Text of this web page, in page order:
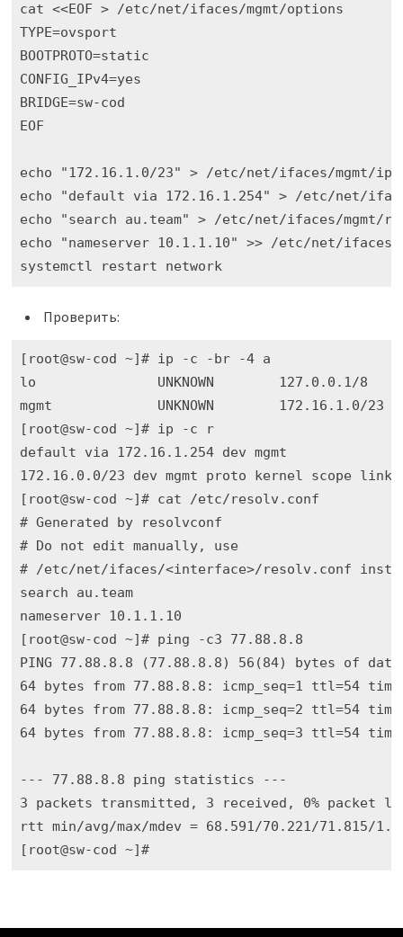
cat <<EOF > /etc/net/ifaces/mgmt/options
TYPE=ovsport
BOOTPROTO=static
CONFIG_IPv4=yes
BRIDGE=sw-cod
EOF
echo "172.16.1.0/23" > /etc/net/ifaces/mgmt/
echo "default via 172.16.1.254" > /etc/net/
echo "search au.team" > /etc/net/ifaces/mgmt/
echo "nameserver 10.1.1.10" >> /etc/net/ifaces/
systemctl restart network
Проверить:
[root@sw-cod ~]# ip -c -br -4 a
lo               UNKNOWN        127.0.0.1/8
mgmt             UNKNOWN        172.16.1.0/23
[root@sw-cod ~]# ip -c r
default via 172.16.1.254 dev mgmt
172.16.0.0/23 dev mgmt proto kernel scope
[root@sw-cod ~]# cat /etc/resolv.conf
# Generated by resolvconf
# Do not edit manually, use
# /etc/net/ifaces/<interface>/resolv.conf
search au.team
nameserver 10.1.1.10
[root@sw-cod ~]# ping -c3 77.88.8.8
PING 77.88.8.8 (77.88.8.8) 56(84) bytes of
64 bytes from 77.88.8.8: icmp_seq=1 ttl=54
64 bytes from 77.88.8.8: icmp_seq=2 ttl=54
64 bytes from 77.88.8.8: icmp_seq=3 ttl=54
--- 77.88.8.8 ping statistics ---
3 packets transmitted, 3 received, 0% packet
rtt min/avg/max/mdev = 68.591/70.221/71.815/
[root@sw-cod ~]#